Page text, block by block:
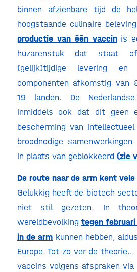
binnen afzienbare tijd de
hoogstaande culinaire
productie van één vaccinis
huzarenstuk dat staat
(gelijk)tijdige levering
componenten afkomstig van
19 landen. De
inmiddels ook dat dit geen
bescherming van
broodnodige
in plaats van geblokkeerd (zie
De route naar de arm kent
Gelukkig heeft de biotech
niet stil gezeten. In
wereldbevolking tegen
in de arm kunnen hebben,
Europe. Tot zo ver de
vaccins volgens afspraken via